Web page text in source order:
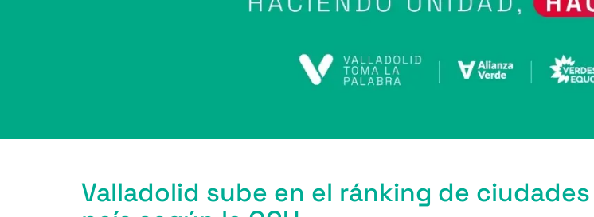
Valladolid sube en el ránking de